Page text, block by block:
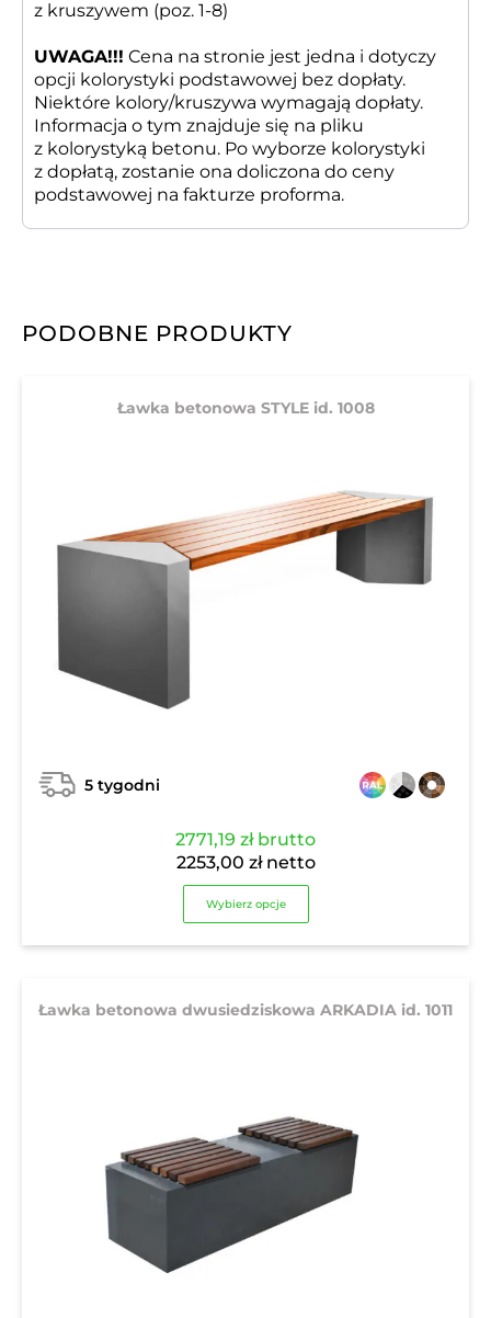
z kruszywem (poz. 1-8)
UWAGA!!! Cena na stronie jest jedna i dotyczy
opcji kolorystyki podstawowej bez dopłaty.
Niektóre kolory/kruszywa wymagają dopłaty.
Informacja o tym znajduje się na pliku
z kolorystyką betonu. Po wyborze kolorystyki
z dopłatą, zostanie ona doliczona do ceny
podstawowej na fakturze proforma.
PODOBNE PRODUKTY
Ławka betonowa STYLE id. 1008
5 tygodni
2771,19 złbrutto
2253,00 złnetto
Wybierz opcje
Ławka betonowa dwusiedziskowa ARKADIA id. 1011